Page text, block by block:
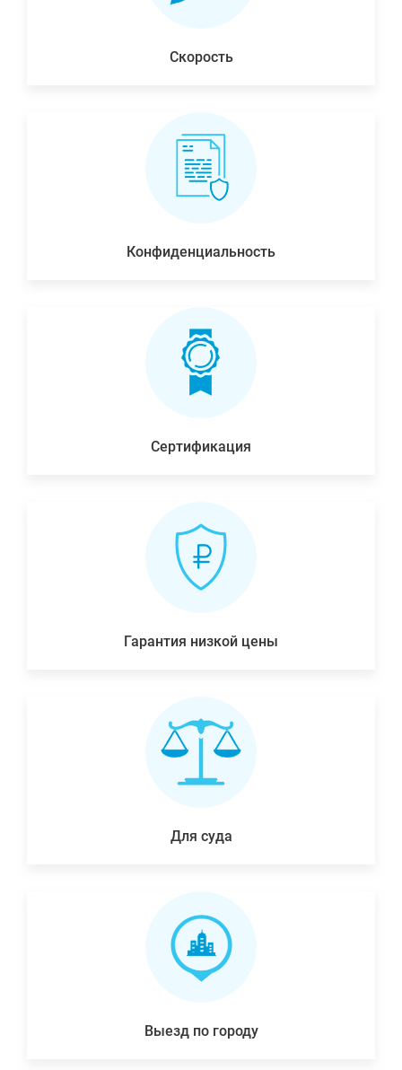
Скорость
Конфиденциальность
Сертификация
Гарантия низкой цены
Для суда
Выезд по городу